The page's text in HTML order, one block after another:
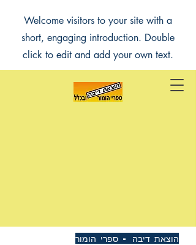
הוצאת דיבה - ספרי הומור
Welcome visitors to your site with a
short, engaging introduction. Double
click to edit and add your own text.